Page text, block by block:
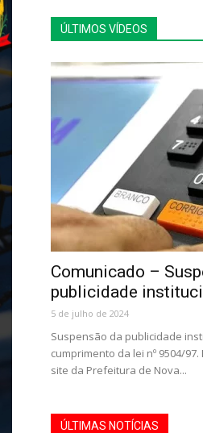
ÚLTIMOS VÍDEOS
Comunicado –
publicidade
5 de julho de 2024
Suspensão da publicidade
cumprimento da lei nº 9504/
site da Prefeitura de Nova...
ÚLTIMAS NOTÍCIAS